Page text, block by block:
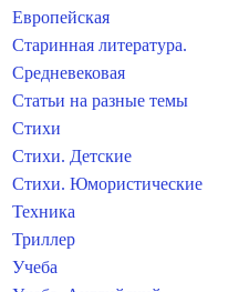
Европейская
Старинная литература.
Средневековая
Статьи на разные темы
Стихи
Стихи. Детские
Стихи. Юмористические
Техника
Триллер
Учеба